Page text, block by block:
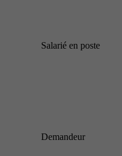
Salarié en poste
Demandeur